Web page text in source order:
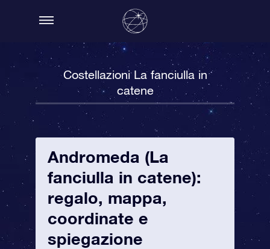
Costellazioni La fanciulla in
catene
Andromeda (La
fanciulla in catene):
regalo, mappa,
coordinate e
spiegazione